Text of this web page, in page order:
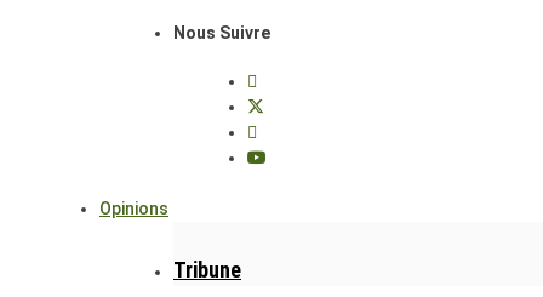
Nous Suivre
Opinions
Tribune